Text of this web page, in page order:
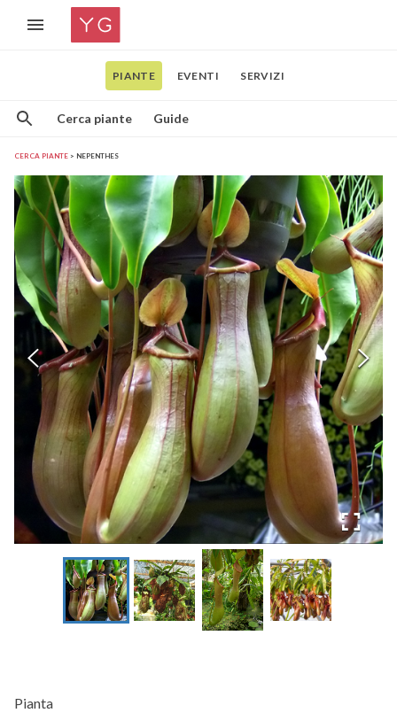
PIANTE EVENTI SERVIZI
Cerca piante Guide
CERCA PIANTE NEPENTHES
Pianta